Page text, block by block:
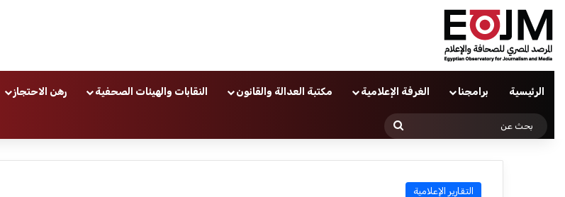
الرئيسية برامجنا الغرفة الإعلامية مكتبة العدالة والقانون النقابات والهيئات الصحفية رهن الاحتجاز
التقارير الإعلامية